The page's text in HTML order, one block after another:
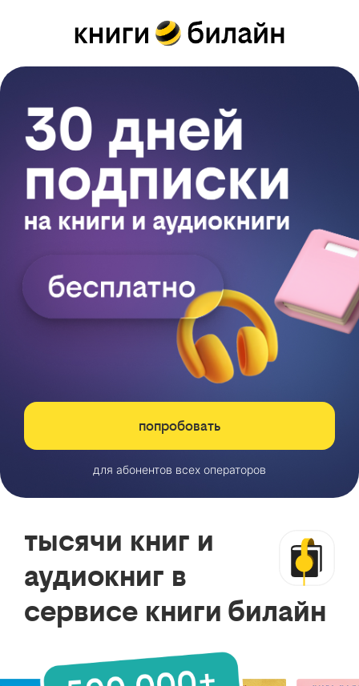
попробовать
для абонентов всех операторов
тысячи книг и
аудиокниг в
сервисе книги билайн